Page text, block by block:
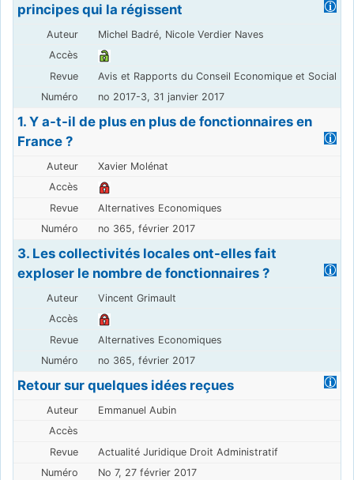
principes qui la régissent
Michel Badré, Nicole Verdier Naves
Avis et Rapports du Conseil Economique et Social
no 2017-3, 31 janvier 2017
1. Y a-t-il de plus en plus de fonctionnaires en
France ?
Xavier Molénat
Alternatives Economiques
no 365, février 2017
3. Les collectivités locales ont-elles fait
exploser le nombre de fonctionnaires ?
Vincent Grimault
Alternatives Economiques
no 365, février 2017
Retour sur quelques idées reçues
Emmanuel Aubin
Actualité Juridique Droit Administratif
No 7, 27 février 2017